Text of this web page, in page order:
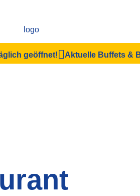
geöffnet! Aktuelle Buffets &